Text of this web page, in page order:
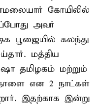
கோயிலில்
அவர்
பூஜையில் கலந்து
மத்திய
தமிழகம் மற்றும்
நாளை என 2 நாட்கள்
இதற்காக இன்று